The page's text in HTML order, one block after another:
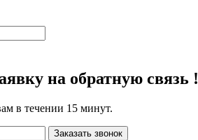
на обратную связь !
в течении 15 минут.
Заказать звонок